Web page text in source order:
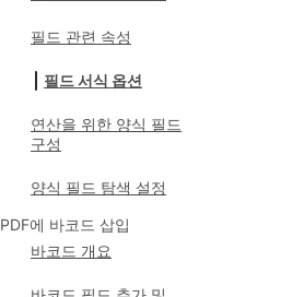
필드 관련 속성
필드 서식 옵션
연산을 위한 양식 필드
구성
양식 필드 탐색 설정
PDF에 바코드 삽입
바코드 개요